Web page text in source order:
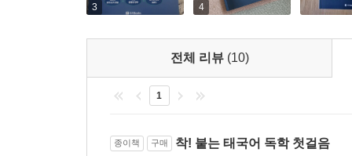
3 4
전체 리뷰 (10)
1
종이책 구매 착! 붙는 태국어 독학 첫걸음